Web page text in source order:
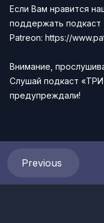
Если Вам нравится
поддержать
Patreon: https://
Внимание,
Слушай подкаст
предупреждали!
Previous